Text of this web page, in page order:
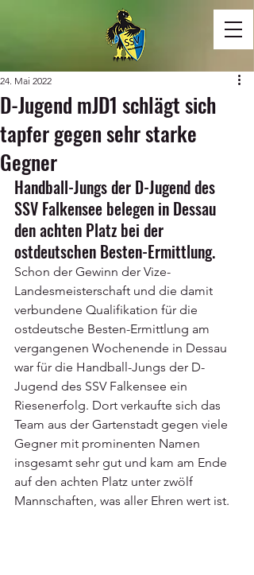
D-Jugend mJD1 schlägt sich
tapfer gegen sehr starke
Gegner
24. Mai 2022
Handball-Jungs der D-Jugend des
SSV Falkensee belegen in Dessau
den achten Platz bei der
ostdeutschen Besten-Ermittlung.
Schon der Gewinn der Vize-
Landesmeisterschaft und die damit
verbundene Qualifikation für die
ostdeutsche Besten-Ermittlung am
vergangenen Wochenende in Dessau
war für die Handball-Jungs der D-
Jugend des SSV Falkensee ein
Riesenerfolg. Dort verkaufte sich das
Team aus der Gartenstadt gegen viele
Gegner mit prominenten Namen
insgesamt sehr gut und kam am Ende
auf den achten Platz unter zwölf
Mannschaften, was aller Ehren wert ist.